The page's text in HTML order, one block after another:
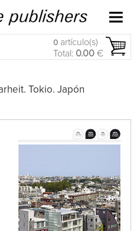
0 artículo(s)
Total: 0.00 €
Tokio. Japón